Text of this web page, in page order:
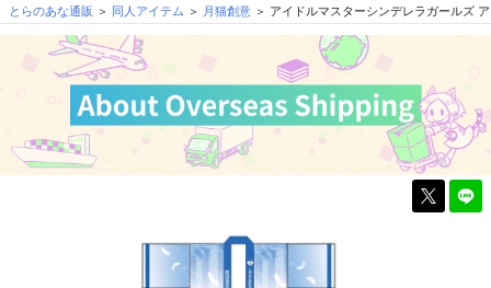
とらのあな通販 同人アイテム 月猫創意 アイドルマスターシンデレラガールズ